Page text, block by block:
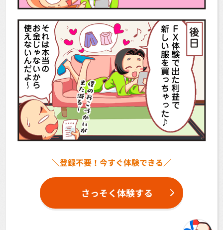
＼登録不要！今すぐ体験できる／
さっそく体験する